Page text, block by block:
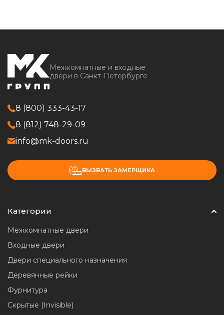
Межкомнатные и входные
двери в Санкт-Петербурге
8 (800) 333-43-17
8 (812) 748-29-09
info@mk-doors.ru
ВЫЗВАТЬ ЗАМЕРЩИКА
Категории
Межкомнатные двери
Входные двери
Двери специального назначения
Деревянные рейки
Фурнитура
Скрытые (Invisible)